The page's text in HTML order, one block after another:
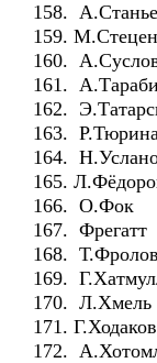
158. А.Станье
159.
160.
161.
162.
163.
164.
165.
166. О.Фок
167. Фрегатт
168.
169.
170. Л.Хмель
171. Г.Ходаков
172.